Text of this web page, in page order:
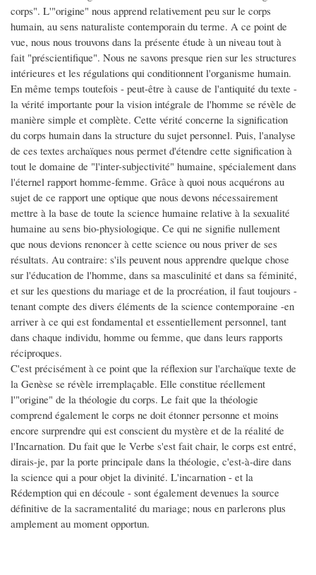
corps". L'"origine" nous apprend relativement peu sur le corps
humain, au sens naturaliste contemporain du terme. A ce point de
vue, nous nous trouvons dans la présente étude à un niveau tout à
fait "préscientifique". Nous ne savons presque rien sur les structures
intérieures et les régulations qui conditionnent l'organisme humain.
En même temps toutefois - peut-être à cause de l'antiquité du texte -
la vérité importante pour la vision intégrale de l'homme se révèle de
manière simple et complète. Cette vérité concerne la signification
du corps humain dans la structure du sujet personnel. Puis, l'analyse
de ces textes archaïques nous permet d'étendre cette signification à
tout le domaine de "l'inter-subjectivité" humaine, spécialement dans
l'éternel rapport homme-femme. Grâce à quoi nous acquérons au
sujet de ce rapport une optique que nous devons nécessairement
mettre à la base de toute la science humaine relative à la sexualité
humaine au sens bio-physiologique. Ce qui ne signifie nullement
que nous devions renoncer à cette science ou nous priver de ses
résultats. Au contraire: s'ils peuvent nous apprendre quelque chose
sur l'éducation de l'homme, dans sa masculinité et dans sa féminité,
et sur les questions du mariage et de la procréation, il faut toujours -
tenant compte des divers éléments de la science contemporaine -en
arriver à ce qui est fondamental et essentiellement personnel, tant
dans chaque individu, homme ou femme, que dans leurs rapports
réciproques.
C'est précisément à ce point que la réflexion sur l'archaïque texte de
la Genèse se révèle irremplaçable. Elle constitue réellement
l'"origine" de la théologie du corps. Le fait que la théologie
comprend également le corps ne doit étonner personne et moins
encore surprendre qui est conscient du mystère et de la réalité de
l'Incarnation. Du fait que le Verbe s'est fait chair, le corps est entré,
dirais-je, par la porte principale dans la théologie, c'est-à-dire dans
la science qui a pour objet la divinité. L'incarnation - et la
Rédemption qui en découle - sont également devenues la source
définitive de la sacramentalité du mariage; nous en parlerons plus
amplement au moment opportun.